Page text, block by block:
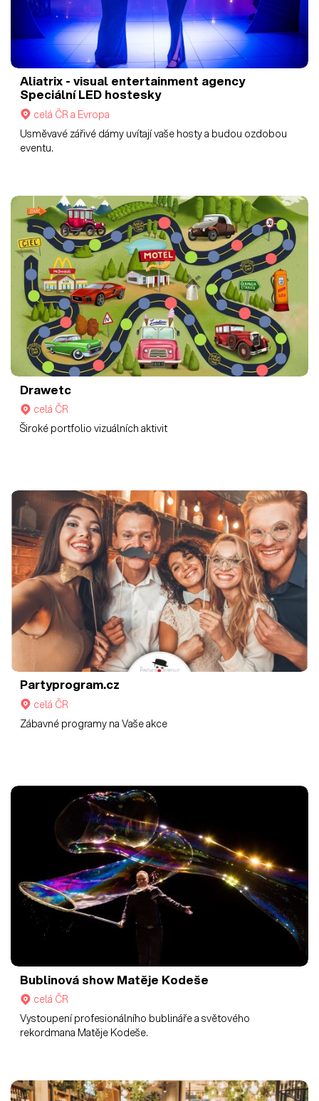
Aliatrix - visual entertainment agency
Speciální LED hostesky
celá ČR a Evropa
Usměvavé zářivé dámy uvítají vaše hosty a budou ozdobou
eventu.
Drawetc
celá ČR
Široké portfolio vizuálních aktivit
Partyprogram.cz
celá ČR
Zábavné programy na Vaše akce
Bublinová show Matěje Kodeše
celá ČR
Vystoupení profesionálního bublináře a světového
rekordmana Matěje Kodeše.